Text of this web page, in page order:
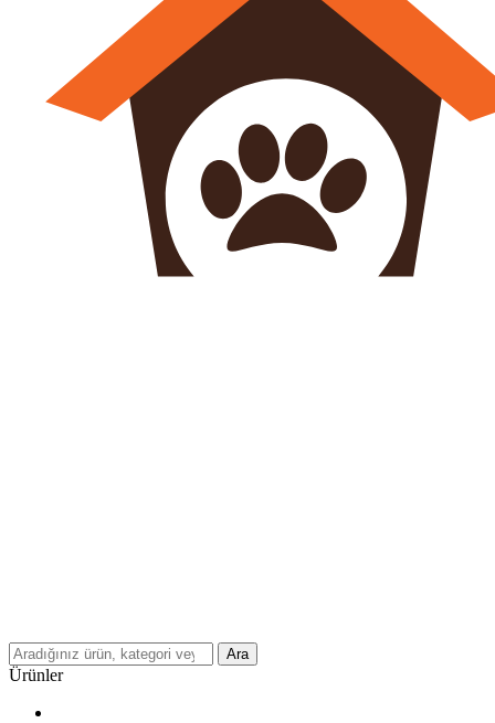
Ara
Ürünler